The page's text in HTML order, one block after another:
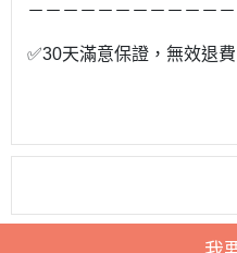
－－－－－－－－－－－－
✅30天滿意保證，無效退費